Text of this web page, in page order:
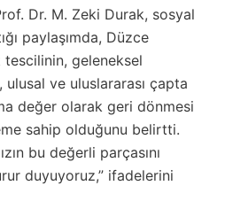
Dr. M. Zeki Durak, sosyal
paylaşımda, Düzce
tescilinin, geleneksel
ulusal ve uluslararası çapta
değer olarak geri dönmesi
sahip olduğunu belirtti.
bu değerli parçasını
duyuyoruz,” ifadelerini